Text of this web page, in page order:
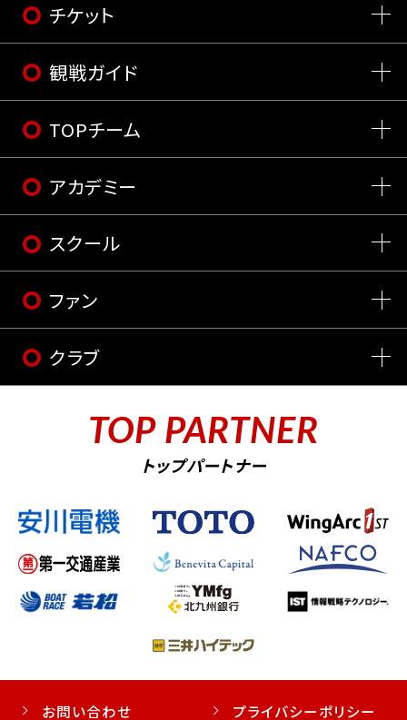
チケット
観戦ガイド
TOPチーム
アカデミー
スクール
ファン
クラブ
TOP PARTNER
トップパートナー
お問い合わせ プライバシーポリシー